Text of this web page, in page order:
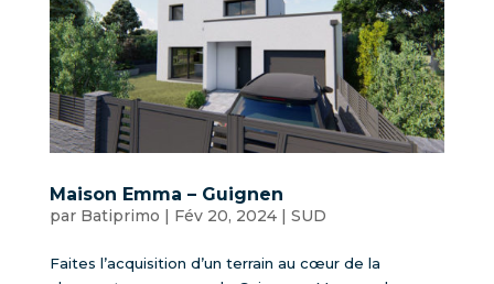
Maison Emma – Guignen
par Batiprimo | Fév 20, 2024| SUD
Faites l’acquisition d’un terrain au cœur de la